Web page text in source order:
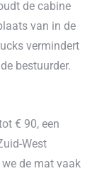
de cabine
van in de
vermindert
bestuurder.
€ 90, een
West
de mat vaak